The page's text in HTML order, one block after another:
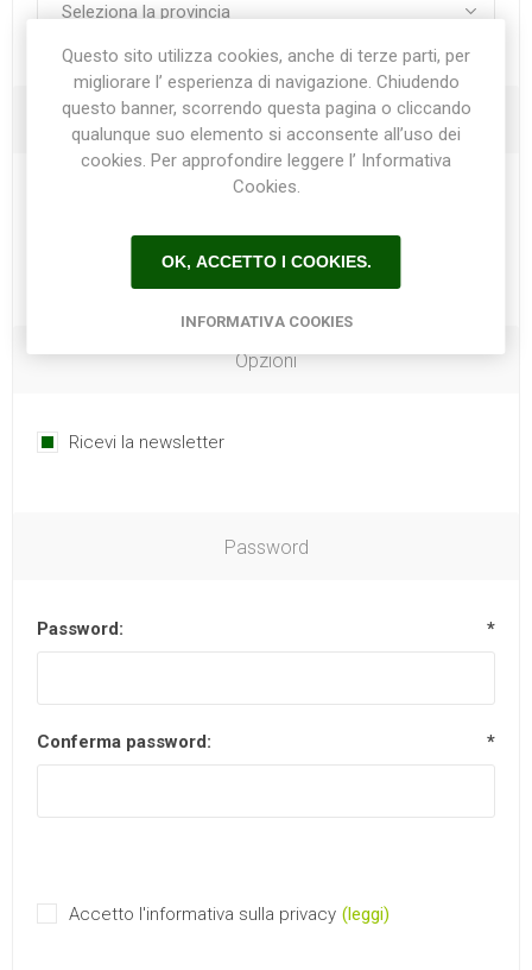
Recapiti
Opzioni
Ricevi la newsletter
Password
Password: *
Conferma password: *
Accetto l'informativa sulla privacy (leggi)
Questo sito utilizza cookies, anche di terze parti, per
migliorare l’ esperienza di navigazione. Chiudendo
questo banner, scorrendo questa pagina o cliccando
qualunque suo elemento si acconsente all’uso dei
cookies. Per approfondire leggere l’ Informativa
Cookies.
OK, ACCETTO I COOKIES.
INFORMATIVA COOKIES